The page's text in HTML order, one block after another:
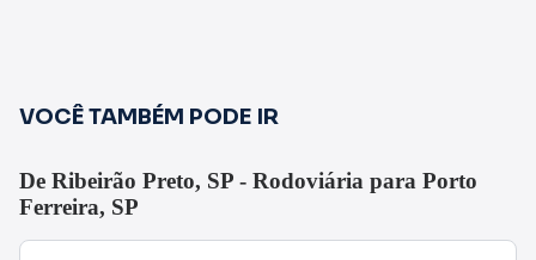
VOCÊ TAMBÉM PODE IR
De Ribeirão Preto, SP - Rodoviária para Porto
Ferreira, SP